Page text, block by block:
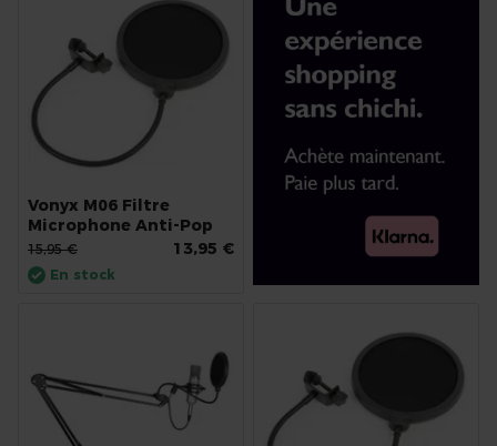
Vonyx M06 Filtre
Microphone Anti-Pop
13,95 €
15,95 €
En stock